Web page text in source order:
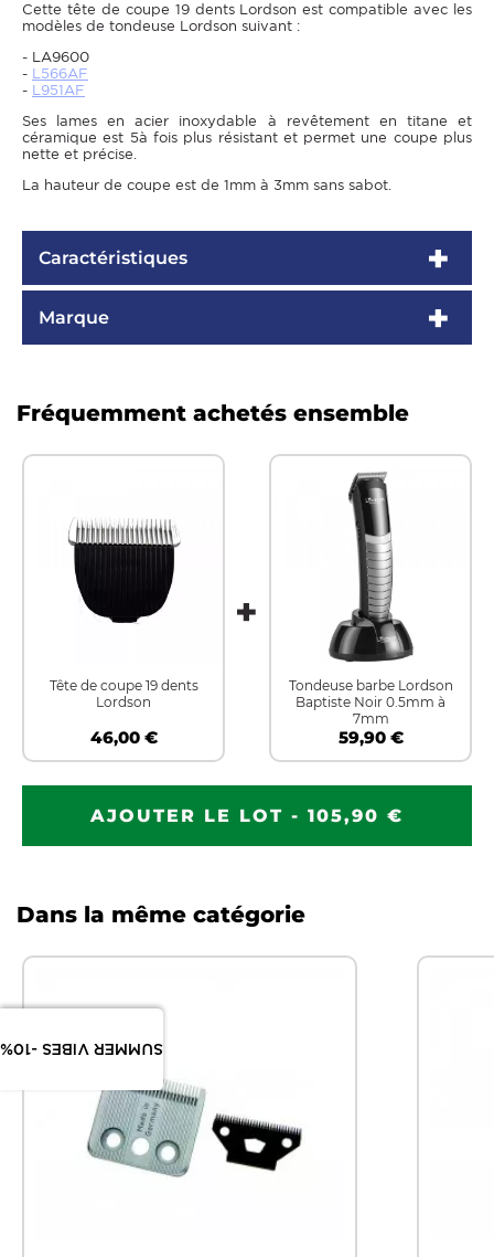
SUMMER VIBES -10%
Cette tête de coupe 19 dents Lordson est compatible avec les
modèles de tondeuse Lordson suivant :
- LA9600
- L566AF
- L951AF
Ses lames en acier inoxydable à revêtement en titane et
céramique est 5à fois plus résistant et permet une coupe plus
nette et précise.
La hauteur de coupe est de 1mm à 3mm sans sabot.
Caractéristiques
Marque
Fréquemment achetés ensemble
Tête de coupe 19 dents
Lordson
46,00 €
Tondeuse barbe Lordson
Baptiste Noir 0.5mm à
7mm
59,90 €
AJOUTER LE LOT - 105,90 €
Dans la même catégorie